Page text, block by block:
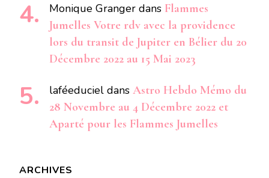
Monique Granger dans Flammes
Jumelles Votre rdv avec la providence
lors du transit de Jupiter en Bélier du 20
Décembre 2022 au 15 Mai 2023
laféeduciel dans Astro Hebdo Mémo du
28 Novembre au 4 Décembre 2022 et
Aparté pour les Flammes Jumelles
ARCHIVES